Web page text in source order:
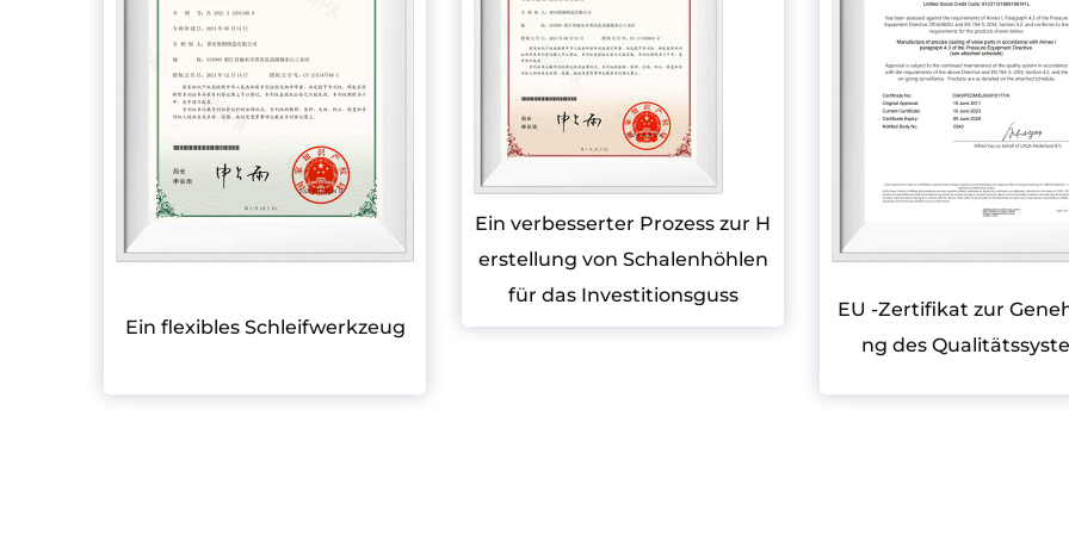
Ein flexibles Schleifwerkzeug
Ein verbesserter Prozess zur H
erstellung von Schalenhöhlen
für das Investitionsguss
EU -Zertifikat zur
ng des